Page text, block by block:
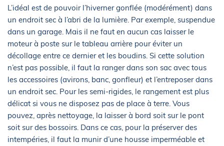
L’idéal est de pouvoir l’hiverner gonflée (modérément) dans
un endroit sec à l’abri de la lumière. Par exemple, suspendue
dans un garage. Mais il ne faut en aucun cas laisser le
moteur à poste sur le tableau arrière pour éviter un
décollage entre ce dernier et les boudins. Si cette solution
n’est pas possible, il faut la ranger dans son sac avec tous
les accessoires (avirons, banc, gonfleur) et l’entreposer dans
un endroit sec. Pour les semi-rigides, le rangement est plus
délicat si vous ne disposez pas de place à terre. Vous
pouvez, après nettoyage, la laisser à bord soit sur le pont
soit sur des bossoirs. Dans ce cas, pour la préserver des
intempéries, il faut la munir d’une housse imperméable et